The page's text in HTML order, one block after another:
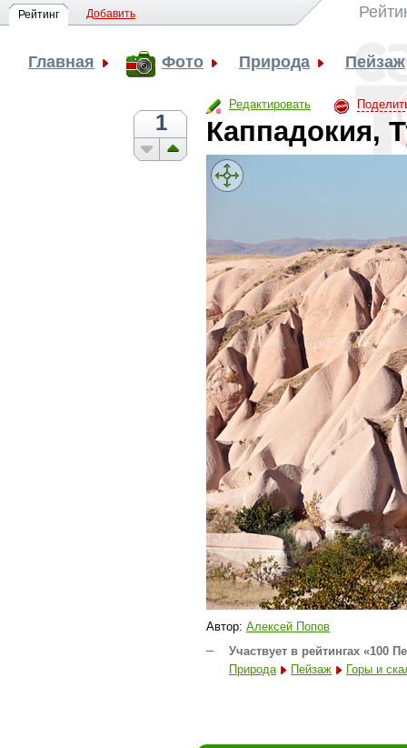
Рейтинг Добавить
Главная Фото Природа Пейзаж
Редактировать
1 Каппадокия,
Автор: Алексей Попов
–
Участвует в рейтингах «100
Природа
Пейзаж Горы и